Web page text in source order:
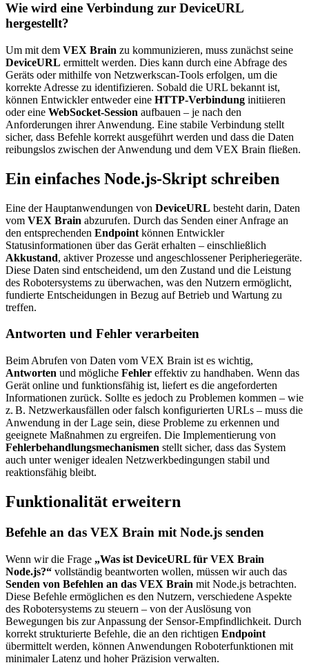
Wie wird eine Verbindung zur DeviceURL
hergestellt?
Um mit dem VEX Brain zu kommunizieren, muss zunächst seine
DeviceURL ermittelt werden. Dies kann durch eine Abfrage des
Geräts oder mithilfe von Netzwerkscan-Tools erfolgen, um die
korrekte Adresse zu identifizieren. Sobald die URL bekannt ist,
können Entwickler entweder eine HTTP-Verbindung initiieren
oder eine WebSocket-Session aufbauen – je nach den
Anforderungen ihrer Anwendung. Eine stabile Verbindung stellt
sicher, dass Befehle korrekt ausgeführt werden und dass die Daten
reibungslos zwischen der Anwendung und dem VEX Brain fließen.
Ein einfaches Node.js-Skript schreiben
Eine der Hauptanwendungen von DeviceURL besteht darin, Daten
vom VEX Brain abzurufen. Durch das Senden einer Anfrage an
den entsprechenden Endpoint können Entwickler
Statusinformationen über das Gerät erhalten – einschließlich
Akkustand, aktiver Prozesse und angeschlossener Peripheriegeräte.
Diese Daten sind entscheidend, um den Zustand und die Leistung
des Robotersystems zu überwachen, was den Nutzern ermöglicht,
fundierte Entscheidungen in Bezug auf Betrieb und Wartung zu
treffen.
Antworten und Fehler verarbeiten
Beim Abrufen von Daten vom VEX Brain ist es wichtig,
Antworten und mögliche Fehler effektiv zu handhaben. Wenn das
Gerät online und funktionsfähig ist, liefert es die angeforderten
Informationen zurück. Sollte es jedoch zu Problemen kommen – wie
z. B. Netzwerkausfällen oder falsch konfigurierten URLs – muss die
Anwendung in der Lage sein, diese Probleme zu erkennen und
geeignete Maßnahmen zu ergreifen. Die Implementierung von
Fehlerbehandlungsmechanismen stellt sicher, dass das System
auch unter weniger idealen Netzwerkbedingungen stabil und
reaktionsfähig bleibt.
Funktionalität erweitern
Befehle an das VEX Brain mit Node.js senden
Wenn wir die Frage „Was ist DeviceURL für VEX Brain
Node.js?“ vollständig beantworten wollen, müssen wir auch das
Senden von Befehlen an das VEX Brain mit Node.js betrachten.
Diese Befehle ermöglichen es den Nutzern, verschiedene Aspekte
des Robotersystems zu steuern – von der Auslösung von
Bewegungen bis zur Anpassung der Sensor-Empfindlichkeit. Durch
korrekt strukturierte Befehle, die an den richtigen Endpoint
übermittelt werden, können Anwendungen Roboterfunktionen mit
minimaler Latenz und hoher Präzision verwalten.